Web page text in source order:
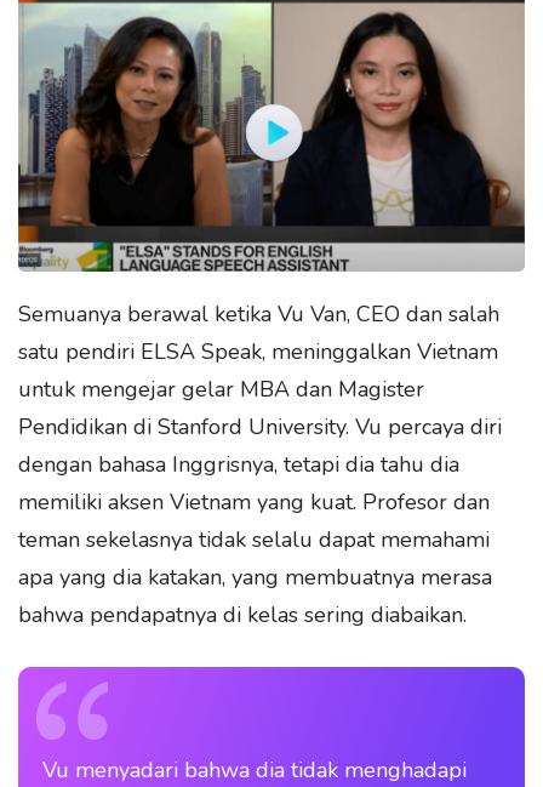
Semuanya berawal ketika Vu Van, CEO dan salah
satu pendiri ELSA Speak, meninggalkan Vietnam
untuk mengejar gelar MBA dan Magister
Pendidikan di Stanford University. Vu percaya diri
dengan bahasa Inggrisnya, tetapi dia tahu dia
memiliki aksen Vietnam yang kuat. Profesor dan
teman sekelasnya tidak selalu dapat memahami
apa yang dia katakan, yang membuatnya merasa
bahwa pendapatnya di kelas sering diabaikan.
Vu menyadari bahwa dia tidak menghadapi